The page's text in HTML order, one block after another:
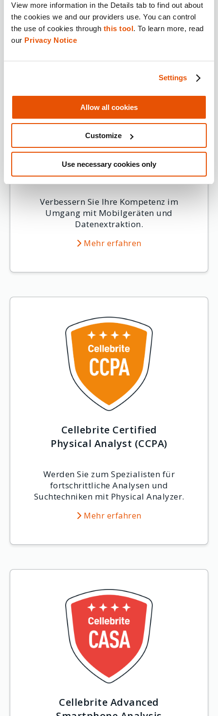
View more information in the Details tab to find out about
the cookies we and our providers use. You can control
the use of cookies through this tool. To learn more, read
our Privacy Notice
Settings
Allow all cookies
Customize
Use necessary cookies only
Verbessern Sie Ihre Kompetenz im
Umgang mit Mobilgeräten und
Datenextraktion.
Mehr erfahren
Cellebrite Certified
Operator (CCO)
Werden Sie zum Spezialisten für
fortschrittliche Analysen und
Suchtechniken mit Physical Analyzer.
Mehr erfahren
Cellebrite Certified
Physical Analyst (CCPA)
Cellebrite Advanced